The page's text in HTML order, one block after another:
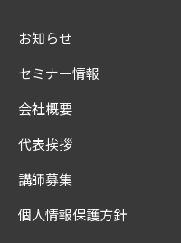
お知らせ
セミナー情報
会社概要
代表挨拶
講師募集
個人情報保護方針